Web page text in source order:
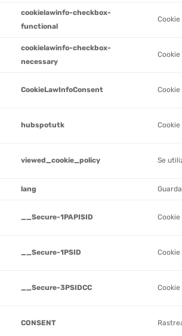
cookielawinfo-checkbox-
functional
cookielawinfo-checkbox-
necessary
CookieLawInfoConsent
hubspotutk
viewed_cookie_policy Se
lang
__Secure-1PAPISID
__Secure-1PSID
__Secure-3PSIDCC
CONSENT